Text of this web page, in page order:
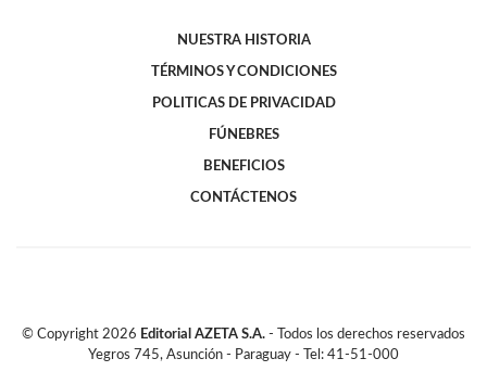
NUESTRA HISTORIA
TÉRMINOS Y CONDICIONES
POLITICAS DE PRIVACIDAD
FÚNEBRES
BENEFICIOS
CONTÁCTENOS
© Copyright 2026 Editorial AZETA S.A. - Todos los derechos reservados
Yegros 745, Asunción - Paraguay - Tel: 41-51-000